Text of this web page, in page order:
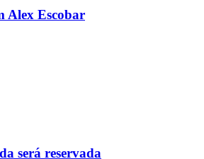
Alex Escobar
será reservada